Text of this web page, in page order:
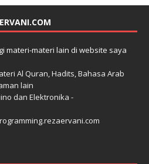
materi-materi lain di website saya
Al Quran, Hadits, Bahasa Arab
lain
dan Elektronika -